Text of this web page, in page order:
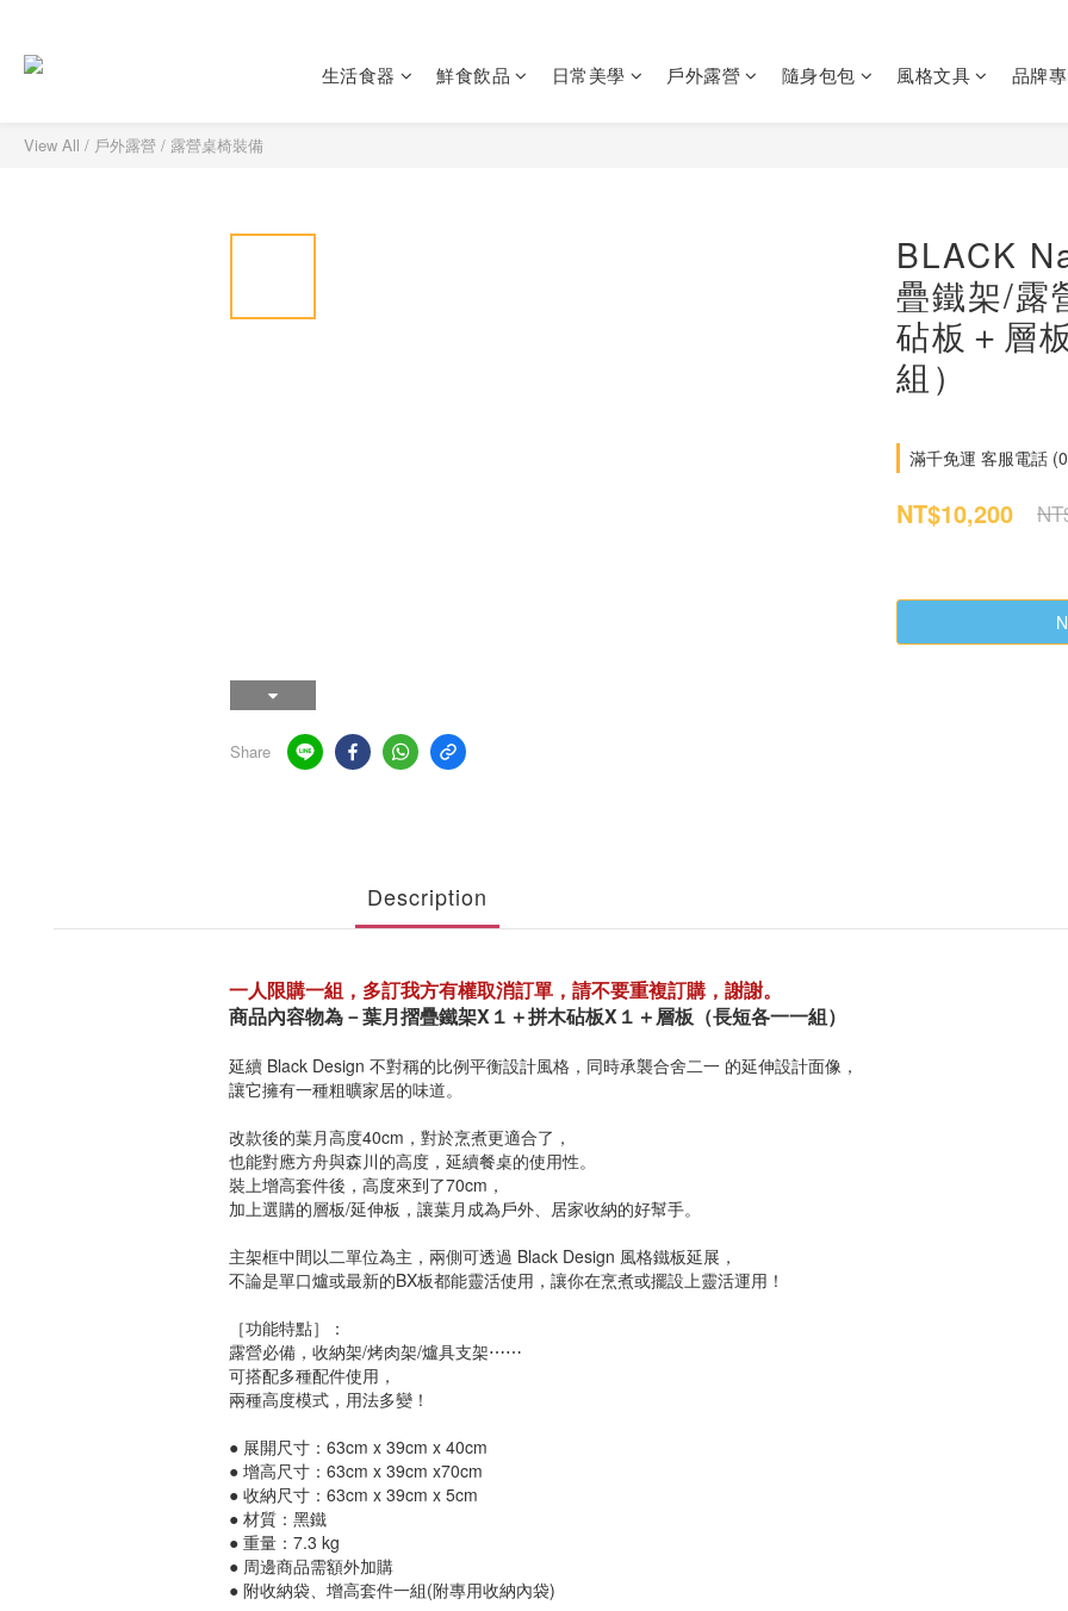
生活食器 鮮食飲品 日常美學 戶外露營 隨身包包 風格文具 品牌
View All / 戶外露營 / 露營桌椅裝備
Share
BLACK
疊鐵架/露
砧板＋層
組）
滿千免運 客服電話
NT$10,200
Description
一人限購一組，多訂我方有權取消訂單，請不要重複訂購，謝謝。
商品內容物為－葉月摺疊鐵架X１＋拼木砧板X１ ＋層板（長短各一一組）
延續 Black Design 不對稱的比例平衡設計風格，同時承襲合舍二一 的延伸設計面像，
讓它擁有一種粗曠家居的味道。
改款後的葉月高度40cm，對於烹煮更適合了，
也能對應方舟與森川的高度，延續餐桌的使用性。
裝上增高套件後，高度來到了70cm，
加上選購的層板/延伸板，讓葉月成為戶外、居家收納的好幫手。
主架框中間以二單位為主，兩側可透過 Black Design 風格鐵板延展，
不論是單口爐或最新的BX板都能靈活使用，讓你在烹煮或擺設上靈活運用！
［功能特點］：
露營必備，收納架/烤肉架/爐具支架⋯⋯
可搭配多種配件使用，
兩種高度模式，用法多變！
● 展開尺寸：63cm x 39cm x 40cm
● 增高尺寸：63cm x 39cm x70cm
● 收納尺寸：63cm x 39cm x 5cm
● 材質：黑鐵
● 重量：7.3 kg
● 周邊商品需額外加購
● 附收納袋、增高套件一組(附專用收納內袋)